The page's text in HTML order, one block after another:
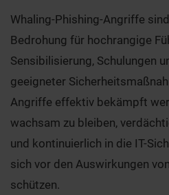
Whaling-Phishing-Angriffe
Bedrohung für hochrangige
Sensibilisierung, Schulungen
geeigneter
Angriffe effektiv bekämpft
wachsam zu bleiben,
und kontinuierlich in die IT-
sich vor den Auswirkungen
schützen.